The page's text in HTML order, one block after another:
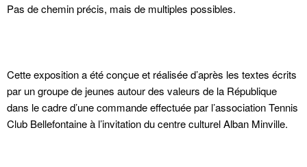
Pas de chemin précis, mais de multiples possibles.
Cette exposition a été conçue et réalisée d’après les textes écrits
par un groupe de jeunes autour des valeurs de la République
dans le cadre d’une commande effectuée par l’association Tennis
Club Bellefontaine à l’invitation du centre culturel Alban Minville.